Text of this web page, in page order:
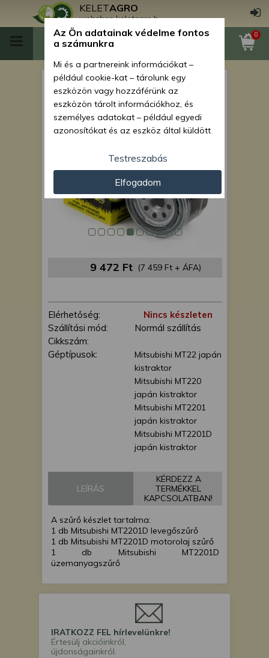
KELETAGRO
webshop.keletagro.hu
0
Mitsubishi MT2201D
szűrőkészlet
9 472 Ft (7 459 Ft + ÁFA)
Elérhetőség:
Nincs készleten
Szállítási mód:
Normál szállítás
Cikkszám:
Géptípusok:
Mitsubishi MT22 japán
kistraktor
Mitsubishi MT220
japán kistraktor
Mitsubishi MT2201
japán kistraktor
Mitsubishi MT2201D
japán kistraktor
LEÍRÁS
KÉRDEZZ A
TERMÉKKEL
KAPCSOLATBAN!
A szűrő készlet tartalma:
1 db Mitsubishi MT2201D levegőszűrő
1 db Mitsubishi MT2201D motorolaj szűrő
1 db Mitsubishi MT2201D
üzemanyagszűrő
IRATKOZZ FEL hírlevelünkre!
Értesülj akcióinkról,
újdonságainkról.
Az Ön adatainak védelme fontos
a számunkra
Mi és a partnereink információkat –
például cookie-kat – tárolunk egy
eszközön vagy hozzáférünk az
eszközön tárolt információkhoz, és
személyes adatokat – például egyedi
azonosítókat és az eszköz által küldött
személyre szabott hirdetések és
tartalom nyújtásához, hirdetés- és
tartalomméréshez, nézettségi adatok
gyűjtéséhez, valamint termékek
kifejlesztéséhez és a termékek
javításához. Az Ön engedélyével mi és a
partnereink eszközleolvasásos
adatokat és azonosítási információkat
és a partnereink a fent leírtak szerint
adatkezelést végezzünk. Másik
lehetőségként a hozzájárulás
megadása vagy elutasítása előtt
részletesebb információkhoz juthat, és
megváltoztathatja beállításait. Felhívjuk
figyelmét, hogy személyes adatainak
bizonyos kezeléséhez nem feltétlenül
szükséges az Ön hozzájárulása, de
jogában áll tiltakozni az ilyen jellegű
adatkezelés ellen. A beállításai csak erre
a weboldalra érvényesek. Erre a
adatvédelmi szabályzatunk segítségével
bármikor megváltoztathatja a
Testreszabás
Elfogadom